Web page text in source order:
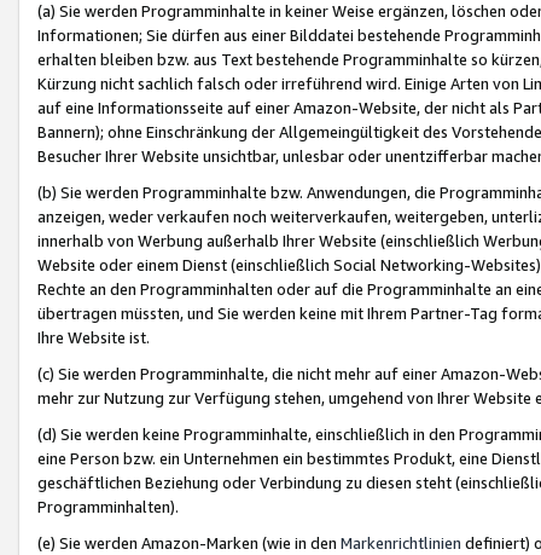
(a) Sie werden Programminhalte in keiner Weise ergänzen, löschen
Informationen; Sie dürfen aus einer Bilddatei bestehende
erhalten bleiben bzw. aus Text bestehende Programminhalte so
Kürzung nicht sachlich falsch oder irreführend wird. Einige Arten von
auf eine Informationsseite auf einer Amazon-Website, der nicht als
Bannern); ohne Einschränkung der Allgemeingültigkeit des
Besucher Ihrer Website unsichtbar, unlesbar oder unentzifferbar
(b) Sie werden Programminhalte bzw. Anwendungen, die
anzeigen, weder verkaufen noch weiterverkaufen, weitergeben,
innerhalb von Werbung außerhalb Ihrer Website (einschließlich
Website oder einem Dienst (einschließlich Social Networking-
Rechte an den Programminhalten oder auf die Programminhalte an
übertragen müssten, und Sie werden keine mit Ihrem Partner-Tag
Ihre Website ist.
(c) Sie werden Programminhalte, die nicht mehr auf einer Amazon-
mehr zur Nutzung zur Verfügung stehen, umgehend von Ihrer
(d) Sie werden keine Programminhalte, einschließlich in den
eine Person bzw. ein Unternehmen ein bestimmtes Produkt, eine
geschäftlichen Beziehung oder Verbindung zu diesen steht
Programminhalten).
(e) Sie werden Amazon-Marken (wie in den Markenrichtlinien definiert)